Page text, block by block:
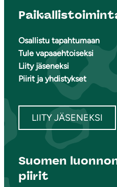
Osallistu tapahtumaan
Tule vapaaehtoiseksi
Liity jäseneksi
Piirit ja yhdistykset
LIITY JÄSENEKSI
Suomen
piirit